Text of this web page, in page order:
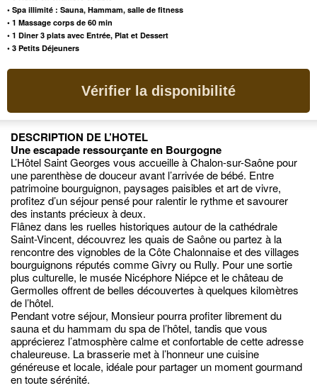
• Spa illimité : Sauna, Hammam, salle de fitness
• 1 Massage corps de 60 min
• 1 Diner 3 plats avec Entrée, Plat et Dessert
• 3 Petits Déjeuners
Vérifier la disponibilité
DESCRIPTION DE L’HOTEL
Une escapade ressourçante en Bourgogne
L’Hôtel Saint Georges vous accueille à Chalon-sur-Saône pour
une parenthèse de douceur avant l’arrivée de bébé. Entre
patrimoine bourguignon, paysages paisibles et art de vivre,
profitez d’un séjour pensé pour ralentir le rythme et savourer
des instants précieux à deux.
Flânez dans les ruelles historiques autour de la cathédrale
Saint-Vincent, découvrez les quais de Saône ou partez à la
rencontre des vignobles de la Côte Chalonnaise et des villages
bourguignons réputés comme Givry ou Rully. Pour une sortie
plus culturelle, le musée Nicéphore Niépce et le château de
Germolles offrent de belles découvertes à quelques kilomètres
de l’hôtel.
Pendant votre séjour, Monsieur pourra profiter librement du
sauna et du hammam du spa de l’hôtel, tandis que vous
apprécierez l’atmosphère calme et confortable de cette adresse
chaleureuse. La brasserie met à l’honneur une cuisine
généreuse et locale, idéale pour partager un moment gourmand
en toute sérénité.